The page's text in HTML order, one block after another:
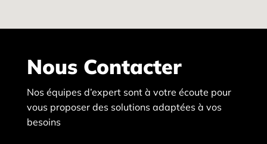
Nous Contacter
Nos équipes d’expert sont à votre écoute pour
vous proposer des solutions adaptées à vos
besoins